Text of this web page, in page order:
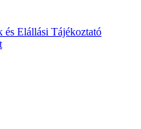
és Elállási Tájékoztató